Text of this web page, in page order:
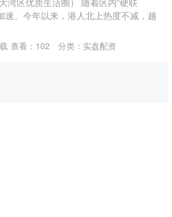
速。今年以来，港人北上热度不减，越
查看： 102 分类： 实盘配资